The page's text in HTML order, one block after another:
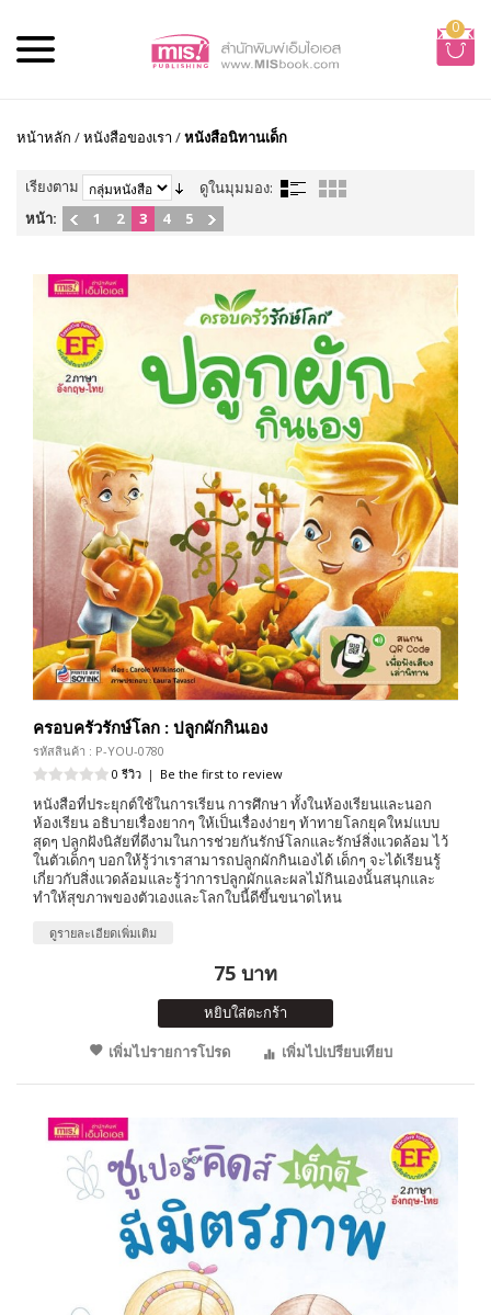
0
หน้าหลัก /หนังสือของเรา /หนังสือนิทานเด็ก
เรียงตาม
ดูในมุมมอง:
หน้า:
1 2 3 4 5
ครอบครัวรักษ์โลก : ปลูกผักกินเอง
รหัสสินค้า : P-YOU-0780
0 รีวิว | Be the first to review
หนังสือที่ประยุกต์ใช้ในการเรียน การศึกษา ทั้งในห้องเรียนและนอก
ห้องเรียน อธิบายเรื่องยากๆ ให้เป็นเรื่องง่ายๆ ท้าทายโลกยุคใหม่แบบ
สุดๆ ปลูกฝังนิสัยที่ดีงามในการช่วยกันรักษ์โลกและรักษ์สิ่งแวดล้อม ไว้
ในตัวเด็กๆ บอกให้รู้ว่าเราสามารถปลูกผักกินเองได้ เด็กๆ จะได้เรียนรู้
เกี่ยวกับสิ่งแวดล้อมและรู้ว่าการปลูกผักและผลไม้กินเองนั้นสนุกและ
ทำให้สุขภาพของตัวเองและโลกใบนี้ดีขึ้นขนาดไหน
ดูรายละเอียดเพิ่มเติม
75 บาท
หยิบใส่ตะกร้า
เพิ่มไปรายการโปรด
เพิ่มไปเปรียบเทียบ